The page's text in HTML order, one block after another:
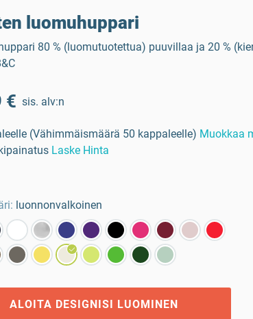
luomuhuppari
80 % (luomutuotettua) puuvillaa ja 20 %
€ sis. alv:n
(Vähimmäismäärä 50 kappaleelle) Muokkaa
Laske Hinta
luonnonvalkoinen
ALOITA DESIGNISI LUOMINEN